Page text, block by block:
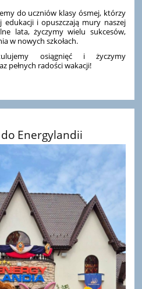
do uczniów klasy ósmej, którzy
edukacji i opuszczają mury naszej
lata, życzymy wielu sukcesów,
w nowych szkołach.
osiągnięć i życzymy
pełnych radości wakacji!
Energylandii